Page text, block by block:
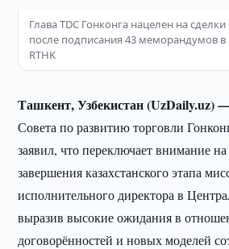
Глава TDC Гонконга нацелен на
после подписания 43 меморандумов в
RTHK
Ташкент, Узбекистан (UzDaily.uz)
Совета по развитию торговли
заявил, что переключает внимание
завершения казахстанского этапа
исполнительного директора в
выразив высокие ожидания в
договорённостей и новых моделей